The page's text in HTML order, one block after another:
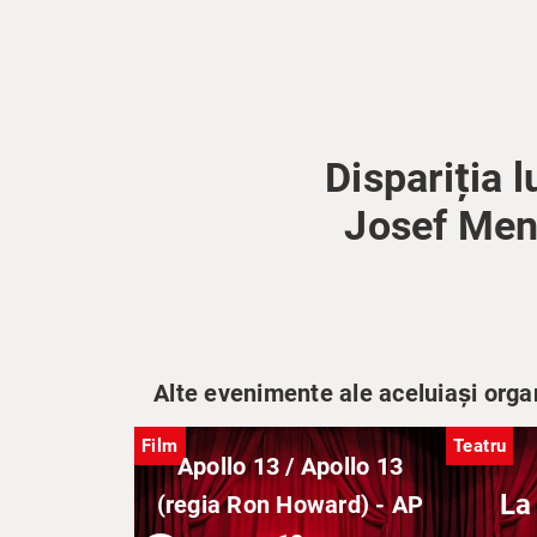
Dispariția
Josef
Alte evenimente ale aceluiași
Film
Apollo 13 / Apollo 13
(regia Ron Howard) - AP
Teatru